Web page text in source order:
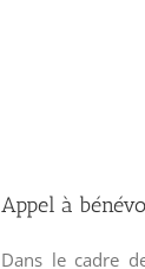
Appel à
Dans le cadre